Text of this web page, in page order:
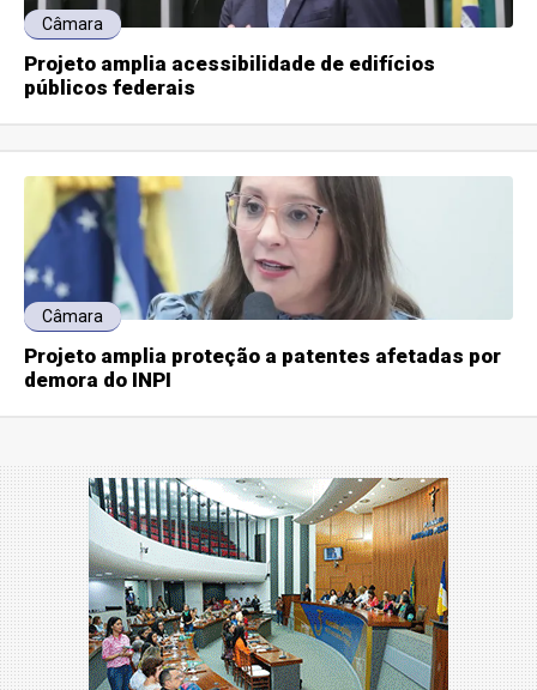
Câmara
Projeto amplia acessibilidade de edifícios
públicos federais
Câmara
Projeto amplia proteção a patentes afetadas por
demora do INPI